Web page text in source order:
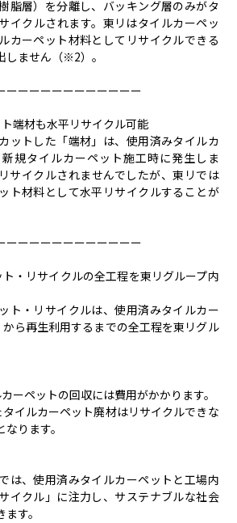
脂層）を分離し、バッキング層のみがタ
イクルされます。東リはタイルカーペッ
カーペット材料としてリサイクルできる
しません（※2）。
ーーーーーーーーーーーー
ト端材も水平リサイクル可能
ットした「端材」は、使用済みタイルカ
規タイルカーペット施工時に発生しま
サイクルされませんでしたが、東リでは
ト材料として水平リサイクルすることが
ーーーーーーーーーーーー
ト・リサイクルの全工程を東リグループ内
ト・リサイクルは、使用済みタイルカー
ら再生利用するまでの全工程を東リグル
ペットの回収には費用がかかります。
イルカーペット廃材はリサイクルできな
ります。
は、使用済みタイルカーペットと工場内
イクル」に注力し、サステナブルな社会
す。